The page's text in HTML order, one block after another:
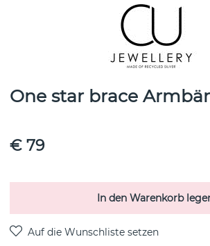
One star brace
€ 79
In den Warenkorb